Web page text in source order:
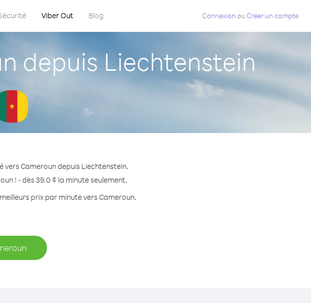
Viber Out Blog Connexion ou Créer un compte
depuis Liechtenstein
vers Cameroun depuis Liechtenstein.
! - dès 39.0 ¢ la minute seulement.
prix par minute vers Cameroun.